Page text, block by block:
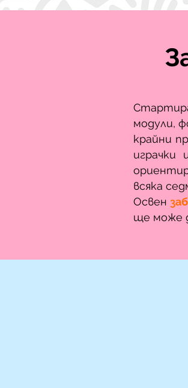
модули,
крайни
играчки
всяка
Освен
ще може